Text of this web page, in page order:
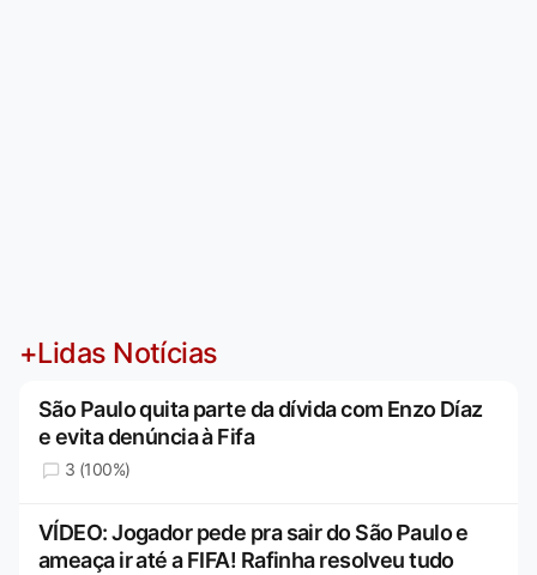
+Lidas Notícias
São Paulo quita parte da dívida com Enzo Díaz
e evita denúncia à Fifa
3 (100%)
VÍDEO: Jogador pede pra sair do São Paulo e
ameaça ir até a FIFA! Rafinha resolveu tudo